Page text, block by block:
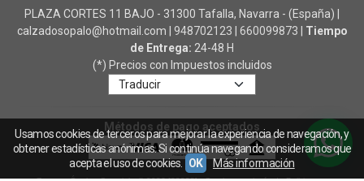
PLAZA CORTES 11 BAJO - 31300 Tafalla, Navarra - (España) |
calzadosopalo@hotmail.com | 948702123 660099873
Tiempo
de Entrega: 24-48 H
(*) Precios con Impuestos incluidos
Métodos de pago aceptados
Usamos cookies de terceros para mejorar la experiencia de navegación, y
obtener estadísticas anónimas. Si continúa navegando consideramos que
acepta el uso de cookies. OK Más información